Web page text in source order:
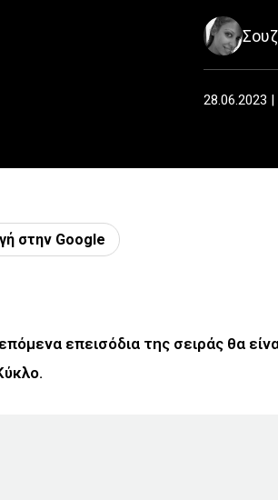
28.06.2023 |
στην Google
επεισόδια της σειράς θα